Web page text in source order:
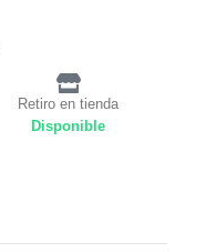
Retiro en tienda
Disponible